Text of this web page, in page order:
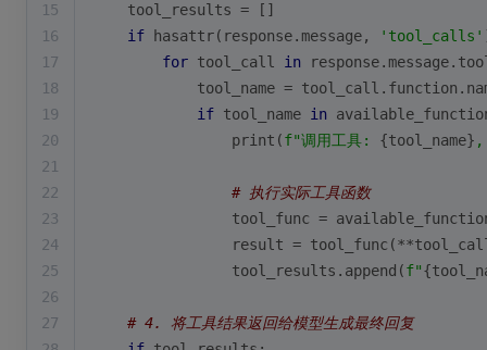
15
    tool_results = []
16
if hasattr(response.message, 'tool_calls'
17
for tool_call in
18
tool_name =
19
if tool_name in
20
print (f"调用工具: {tool_name} ,
21
22
# 执行实际工具函数
23
tool_func =
24
result =
25
                tool_results.append(
f"
26
27
# 4. 将工具结果返回给模型生成最终回复